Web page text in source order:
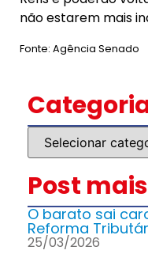
não estarem mais
Fonte: Agência Senado
Post
O barato sai
Reforma
25/03/2026